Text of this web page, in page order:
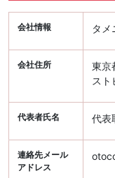
会社情報 タメ
会社住所
東京
スト
代表者氏名 代表
連絡先メール
アドレス